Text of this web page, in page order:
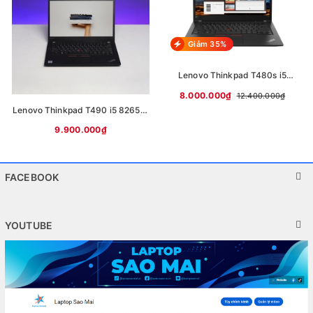
Lenovo Thinkpad T490 i5 8265U/
8GB/ 256GB/ 14" FHD
9.900.000₫
Giảm 35%
Lenovo Thinkpad T480s i5
8350U, i7 8550U/ 8GB/ 256GB/
14" FHD
8.000.000₫ 12.400.000₫
FACEBOOK
YOUTUBE